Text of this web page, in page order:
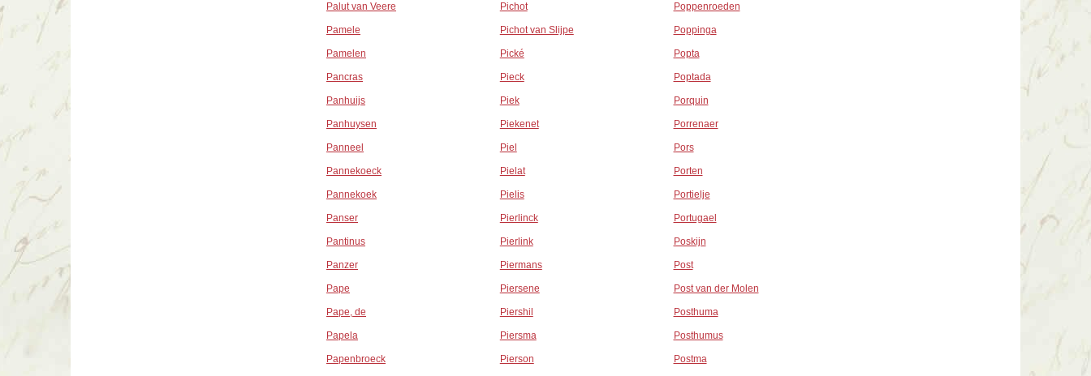
Palut van Veere
Pamele
Pamelen
Pancras
Panhuijs
Panhuysen
Panneel
Pannekoeck
Pannekoek
Panser
Pantinus
Panzer
Pape
Pape, de
Papela
Papenbroeck
Pichot
Pichot van Slijpe
Pické
Pieck
Piek
Piekenet
Piel
Pielat
Pielis
Pierlinck
Pierlink
Piermans
Piersene
Piershil
Piersma
Pierson
Poppenroeden
Poppinga
Popta
Poptada
Porquin
Porrenaer
Pors
Porten
Portielje
Portugael
Poskijn
Post
Post van der Molen
Posthuma
Posthumus
Postma